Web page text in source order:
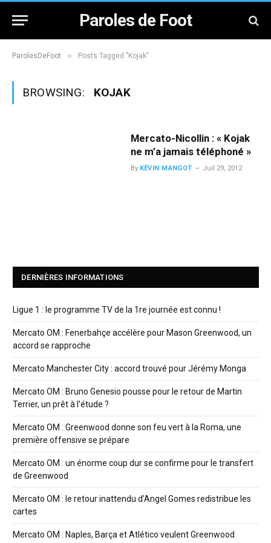
Paroles de Foot
ParolesDeFoot » Posts Tagged "Kojak"
BROWSING: KOJAK
Mercato-Nicollin : « Kojak
ne m’a jamais téléphoné »
By KÉVIN MANGOT Juil 29, 2012
DERNIÈRES INFORMATIONS
Ligue 1 : le programme TV de la 1re journée est connu !
Mercato OM : Fenerbahçe accélère pour Mason Greenwood, un
accord se rapproche
Mercato Manchester City : accord trouvé pour Jérémy Monga
Mercato OM : Bruno Genesio pousse pour le retour de Martin
Terrier, un prêt à l’étude ?
Mercato OM : Greenwood donne son feu vert à la Roma, une
première offensive se prépare
Mercato OM : un énorme coup dur se confirme pour le transfert
de Greenwood
Mercato OM : le retour inattendu d’Angel Gomes redistribue les
cartes
Mercato OM : Naples, Barça et Atlético veulent Greenwood